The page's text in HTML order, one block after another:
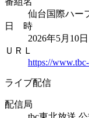
仙台国際ハー
日 時
2026年5月10
ＵＲＬ
https://
ライブ配信
配信局